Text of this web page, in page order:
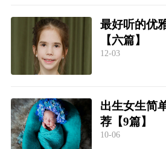
最好听的优
【六篇】
12-03
出生女生简
荐【9篇】
10-06